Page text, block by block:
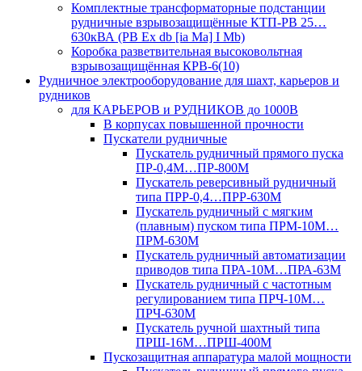
Комплектные трансформаторные подстанции
рудничные взрывозащищённые КТП-РВ 25…
630кВА (РВ Ex db [ia Ma] I Mb)
Коробка разветвительная высоковольтная
взрывозащищённая КРВ-6(10)
Рудничное электрооборудование для шахт, карьеров и
рудников
для КАРЬЕРОВ и РУДНИКОВ до 1000В
В корпусах повышенной прочности
Пускатели рудничные
Пускатель рудничный прямого пуска
ПР-0,4М…ПР-800М
Пускатель реверсивный рудничный
типа ПРР-0,4…ПРР-630М
Пускатель рудничный с мягким
(плавным) пуском типа ПРМ-10М…
ПРМ-630М
Пускатель рудничный автоматизации
приводов типа ПРА-10М…ПРА-63М
Пускатель рудничный с частотным
регулированием типа ПРЧ-10М…
ПРЧ-630М
Пускатель ручной шахтный типа
ПРШ-16М…ПРШ-400М
Пускозащитная аппаратура малой мощности